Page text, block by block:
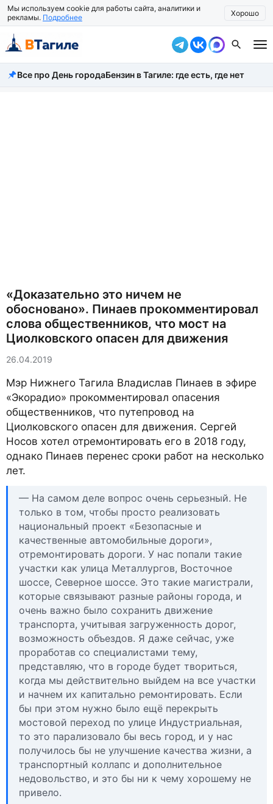
Мы используем cookie для работы сайта, аналитики и
рекламы. Подробнее Хорошо
Все новости
Все про День городаБензин в Тагиле: где есть, где нет
«Доказательно это ничем не
обосновано». Пинаев прокомментировал
слова общественников, что мост на
Циолковского опасен для движения
26.04.2019
Мэр Нижнего Тагила Владислав Пинаев в эфире
«Экорадио» прокомментировал опасения
общественников, что путепровод на
Циолковского опасен для движения. Сергей
Носов хотел отремонтировать его в 2018 году,
однако Пинаев перенес сроки работ на несколько
лет.
— На самом деле вопрос очень серьезный. Не
только в том, чтобы просто реализовать
национальный проект «Безопасные и
качественные автомобильные дороги»,
отремонтировать дороги. У нас попали такие
участки как улица Металлургов, Восточное
шоссе, Северное шоссе. Это такие магистрали,
которые связывают разные районы города, и
очень важно было сохранить движение
транспорта, учитывая загруженность дорог,
возможность объездов. Я даже сейчас, уже
проработав со специалистами тему,
представляю, что в городе будет твориться,
когда мы действительно выйдем на все участки
и начнем их капитально ремонтировать. Если
бы при этом нужно было ещё перекрыть
мостовой переход по улице Индустриальная,
то это парализовало бы весь город, и у нас
получилось бы не улучшение качества жизни, а
транспортный коллапс и дополнительное
недовольство, и это бы ни к чему хорошему не
привело.